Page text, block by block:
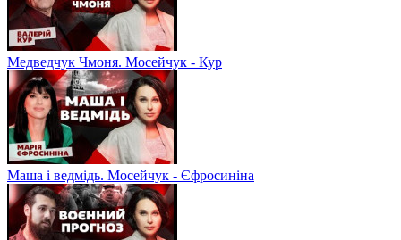
Медведчук Чмоня. Мосейчук - Кур
Маша і ведмідь. Мосейчук - Єфросиніна